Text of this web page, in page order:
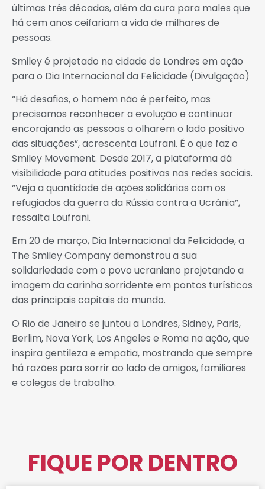
últimas três décadas, além da cura para males que
há cem anos ceifariam a vida de milhares de
pessoas.
Smiley é projetado na cidade de Londres em ação
para o Dia Internacional da Felicidade (Divulgação)
“Há desafios, o homem não é perfeito, mas
precisamos reconhecer a evolução e continuar
encorajando as pessoas a olharem o lado positivo
das situações”, acrescenta Loufrani. É o que faz o
Smiley Movement. Desde 2017, a plataforma dá
visibilidade para atitudes positivas nas redes sociais.
“Veja a quantidade de ações solidárias com os
refugiados da guerra da Rússia contra a Ucrânia”,
ressalta Loufrani.
Em 20 de março, Dia Internacional da Felicidade, a
The Smiley Company demonstrou a sua
solidariedade com o povo ucraniano projetando a
imagem da carinha sorridente em pontos turísticos
das principais capitais do mundo.
O Rio de Janeiro se juntou a Londres, Sidney, Paris,
Berlim, Nova York, Los Angeles e Roma na ação, que
inspira gentileza e empatia, mostrando que sempre
há razões para sorrir ao lado de amigos, familiares
e colegas de trabalho.
FIQUE POR DENTRO